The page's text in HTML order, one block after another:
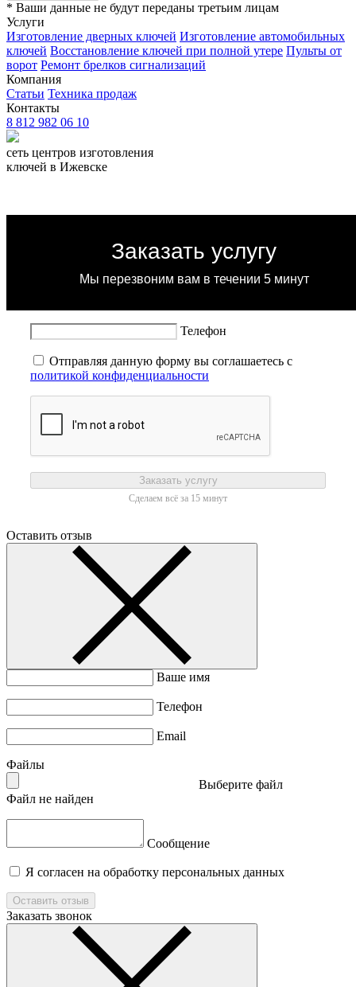
* Ваши данные не будут переданы третьим лицам
Услуги
Изготовление дверных ключей Изготовление автомобильных
ключей Восстановление ключей при полной утере Пульты от
ворот Ремонт брелков сигнализаций
Компания
Статьи Техника продаж
Контакты
8 812 982 06 10
сеть центров изготовления
ключей в Ижевске
Заказать услугу
Мы перезвоним вам в течении 5 минут
Телефон
Отправляя данную форму вы соглашаетесь с
политикой конфиденциальности
Заказать услугу
Сделаем всё за 15 минут
Оставить отзыв
Ваше имя
Телефон
Email
Файлы
Выберите файл
Файл не найден
Сообщение
Я согласен на обработку персональных данных
Оставить отзыв
Заказать звонок